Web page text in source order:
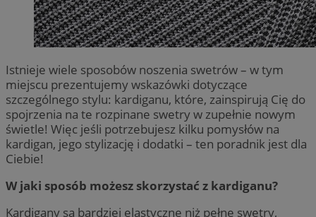
Istnieje wiele sposobów noszenia swetrów – w tym
miejscu prezentujemy wskazówki dotyczące
szczególnego stylu: kardiganu, które, zainspirują Cię do
spojrzenia na te rozpinane swetry w zupełnie nowym
świetle! Więc jeśli potrzebujesz kilku pomysłów na
kardigan, jego stylizację i dodatki – ten poradnik jest dla
Ciebie!
W jaki sposób możesz skorzystać z kardiganu?
Kardigany są bardziej elastyczne niż pełne swetry,